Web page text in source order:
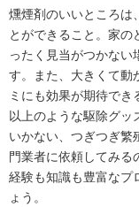
燻煙剤のいいところは
とができること。家の
ったく見当がつかない
す。また、大きくて動
ミにも効果が期待でき
以上のような駆除グッ
いかない、つぎつぎ繁
門業者に依頼してみる
経験も知識も豊富なプ
ょう。